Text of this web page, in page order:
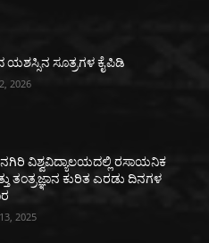
ಯಶಸ್ಸಿನ ಸೂತ್ರಗಳ ಕೈಪಿಡಿ
2026
ವಿಶ್ವವಿದ್ಯಾಲಯದಲ್ಲಿ ರಸಾಯನಿಕ
ತಂತ್ರಜ್ಞಾನ ಕುರಿತ ಎರಡು ದಿನಗಳ
2025